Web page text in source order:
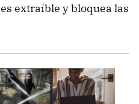
extraíble y bloquea las